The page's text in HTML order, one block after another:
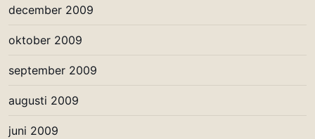
december 2009
oktober 2009
september 2009
augusti 2009
juni 2009